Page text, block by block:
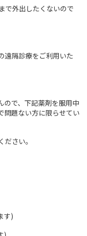
で外出したくないので
遠隔診療をご利用いた
ので、下記薬剤を服用中
問題ない方に限らせてい
さい。
す)